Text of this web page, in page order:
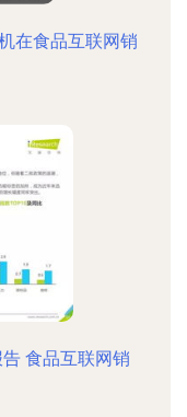
在食品互联网销
食品互联网销